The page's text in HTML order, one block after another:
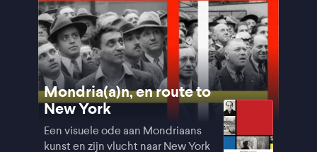
Mondria(a)n, en route to
New York
Een visuele ode aan Mondriaans
kunst en zijn vlucht naar New York